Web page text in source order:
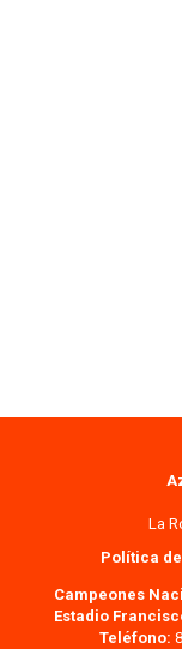
La
Política
Campeones
Estadio
Teléfono: